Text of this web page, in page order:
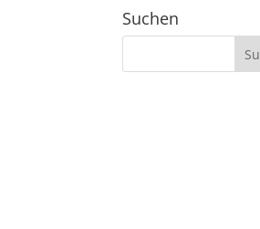
Suchen